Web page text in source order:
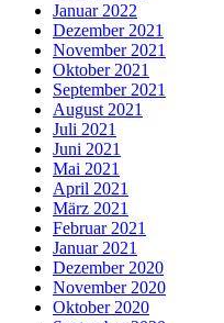
Januar 2022
Dezember 2021
November 2021
Oktober 2021
September 2021
August 2021
Juli 2021
Juni 2021
Mai 2021
April 2021
März 2021
Februar 2021
Januar 2021
Dezember 2020
November 2020
Oktober 2020